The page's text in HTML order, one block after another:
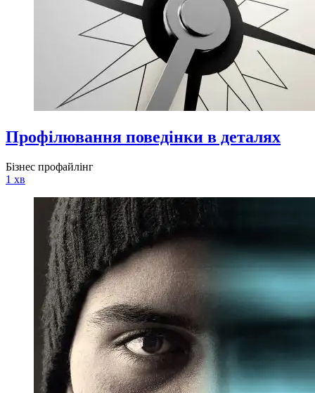
Профілювання поведінки в деталях
Бізнес профайлінг
1 хв